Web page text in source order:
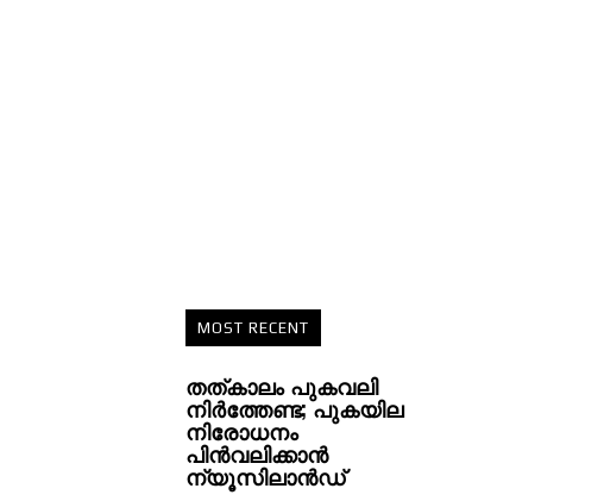
MOST RECENT
തത്കാലം പുകവലി
നിര്‍ത്തേണ്ട; പുകയില
നിരോധനം
പിന്‍വലിക്കാന്‍
ന്യൂസിലാന്‍ഡ്